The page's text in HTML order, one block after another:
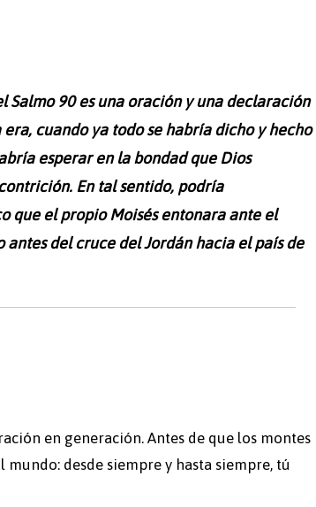
Salmo 90 es una oración y una declaración
cuando ya todo se habría dicho y hecho
esperar en la bondad que Dios
En tal sentido, podría
que el propio Moisés entonara ante el
del cruce del Jordán hacia el país de
en generación. Antes de que los montes
desde siempre y hasta siempre, tú